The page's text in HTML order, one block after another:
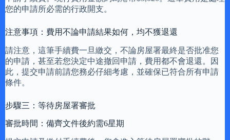
您的申請所必需的行政開支。
注意事項：費用不論申請結果如何，均不獲退還
請注意，這筆手續費一旦繳交，不論房屋署最終是否批准您
的申請，甚至若您決定中途撤回申請，費用都不會退還。因
此，提交申請前請您務必仔細考慮，並確保已符合所有申請
條件。
步驟三：等待房屋署審批
審批時間：備齊文件後約需6星期